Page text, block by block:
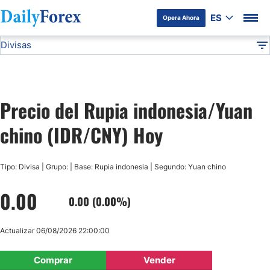
Opera Ahora ES
Divulgación del Anunciante
Divisas
USD/JPY
GBP/USD
AUD/USD
Precio del Rupia indonesia/Yuan
chino (IDR/CNY) Hoy
Tipo: Divisa | Grupo: | Base: Rupia indonesia | Segundo: Yuan chino
0.00 0.00 (0.00%)
Comprar Vender
Actualizar 06/08/2026 22:00:00